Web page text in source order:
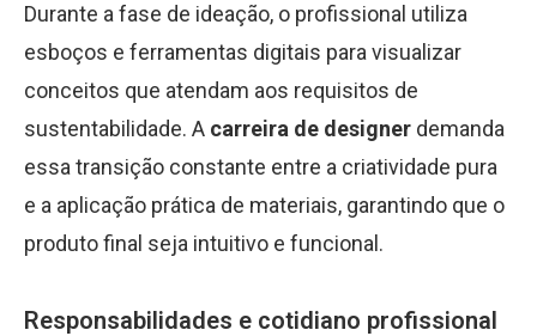
Durante a fase de ideação, o profissional utiliza
esboços e ferramentas digitais para visualizar
conceitos que atendam aos requisitos de
sustentabilidade. A carreira de designer demanda
essa transição constante entre a criatividade pura
e a aplicação prática de materiais, garantindo que o
produto final seja intuitivo e funcional.
Responsabilidades e cotidiano profissional